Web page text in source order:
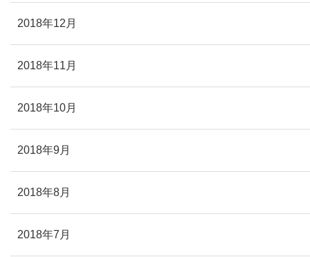
2018年12月
2018年11月
2018年10月
2018年9月
2018年8月
2018年7月